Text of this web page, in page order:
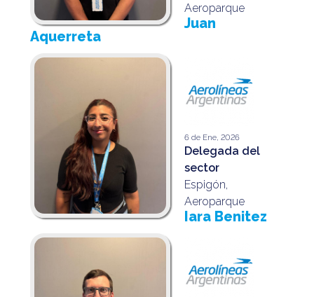
Aeroparque
Juan
Aquerreta
6 de Ene, 2026
Delegada del
sector
Espigón,
Aeroparque
Iara Benitez